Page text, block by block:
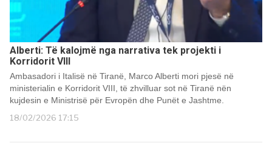
Alberti: Të kalojmë nga narrativa tek projekti i
Korridorit VIII
Ambasadori i Italisë në Tiranë, Marco Alberti mori pjesë në
ministerialin e Korridorit VIII, të zhvilluar sot në Tiranë nën
kujdesin e Ministrisë për Evropën dhe Punët e Jashtme.
18/02/2026 17:15